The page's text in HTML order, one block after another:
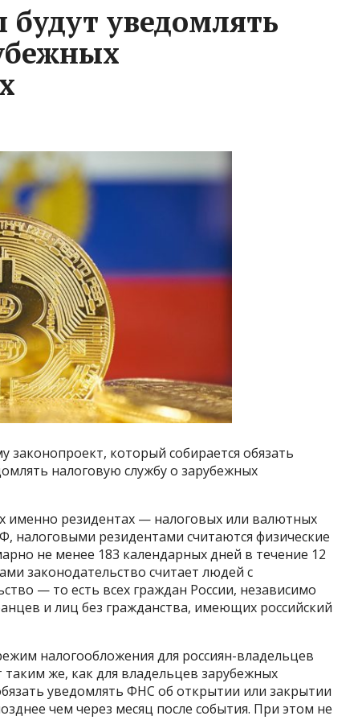
уведомлять
законопроект, который собирается обязать
налоговую службу о зарубежных
именно резидентах — налоговых или валютных
налоговыми резидентами считаются физические
не менее 183 календарных дней в течение 12
законодательство считает людей с
— то есть всех граждан России, независимо
и лиц без гражданства, имеющих российский
налогообложения для россиян-владельцев
же, как для владельцев зарубежных
уведомлять ФНС об открытии или закрытии
чем через месяц после события. При этом не